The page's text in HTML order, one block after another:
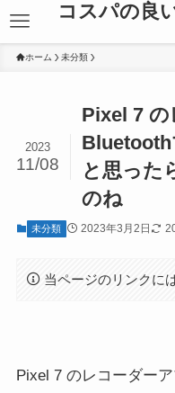
コスパの良
ホーム 未分類
Pixel 7
と思った
のね
2023
11/08
未分類 2023年3月2日
当ページのリンクに
Pixel 7 のレコーダー